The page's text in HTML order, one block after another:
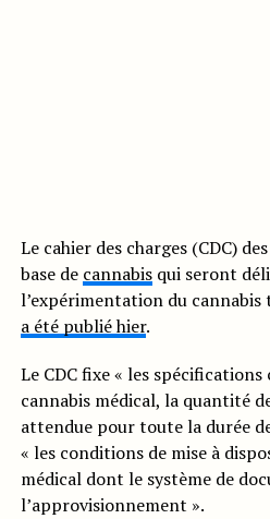
Le cahier des charges (CDC)
base de cannabisqui seront
l’expérimentation du
a été publié hier.
Le CDC fixe « les
cannabis médical, la quantité
attendue pour toute la durée
« les conditions de mise à
médical dont le système de
l’approvisionnement ».